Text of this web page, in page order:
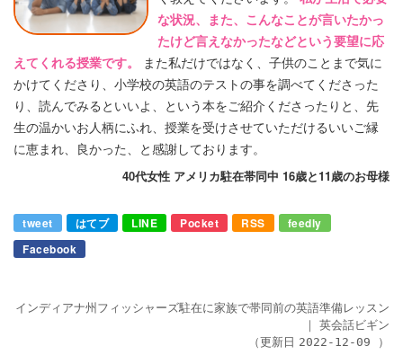
な状況、また、こんなことが言いたかっ
たけど言えなかったなどという要望に応
えてくれる授業です。
また私だけではなく、子供のことまで気に
かけてくださり、小学校の英語のテストの事を調べてくださった
り、読んでみるといいよ、という本をご紹介くださったりと、先
生の温かいお人柄にふれ、授業を受けさせていただけるいいご縁
に恵まれ、良かった、と感謝しております。
40代女性 アメリカ駐在帯同中 16歳と11歳のお母様
tweet はてブ LINE Pocket RSS
feedly
Facebook
インディアナ州フィッシャーズ駐在に家族で帯同前の英語準備レッスン
｜ 英会話ビギン
（更新日 2022-12-09 ）